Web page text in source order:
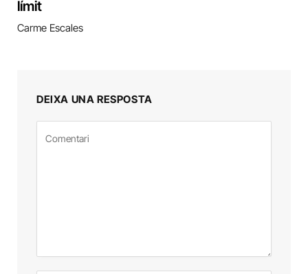
límit
Carme Escales
DEIXA UNA RESPOSTA